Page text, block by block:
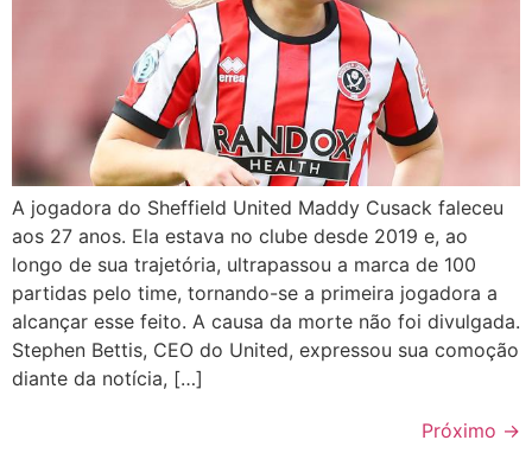
A jogadora do Sheffield United Maddy Cusack faleceu
aos 27 anos. Ela estava no clube desde 2019 e, ao
longo de sua trajetória, ultrapassou a marca de 100
partidas pelo time, tornando-se a primeira jogadora a
alcançar esse feito. A causa da morte não foi divulgada.
Stephen Bettis, CEO do United, expressou sua comoção
diante da notícia, […]
Próximo →